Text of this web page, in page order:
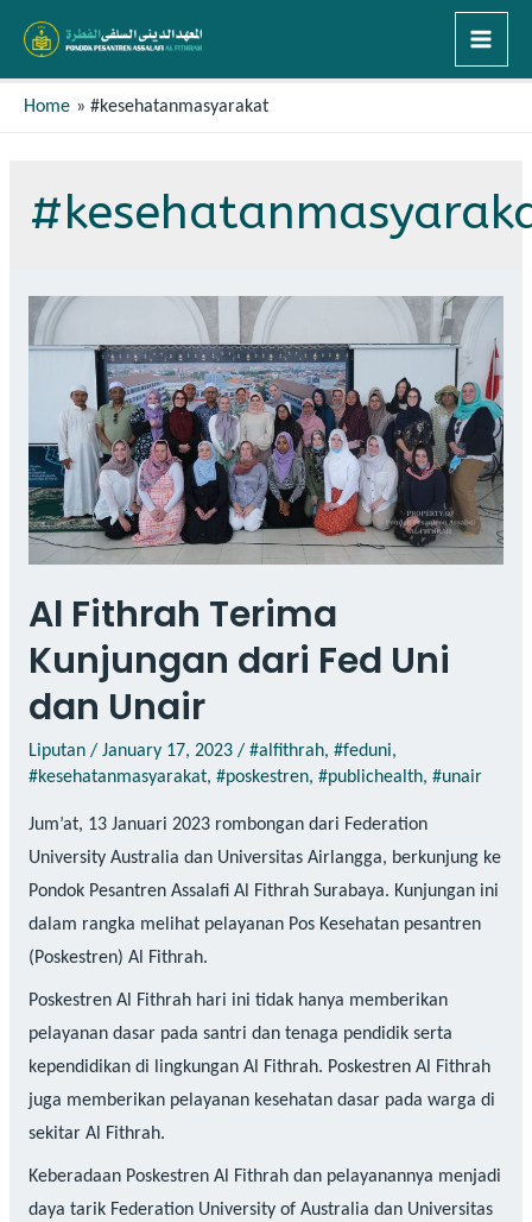
Home #kesehatanmasyarakat
Al Fithrah Terima
Kunjungan dari Fed Uni
dan Unair
Liputan/ January 17, 2023/ #alfithrah, #feduni,
#kesehatanmasyarakat, #poskestren, #publichealth, #unair
Jum’at, 13 Januari 2023 rombongan dari Federation
University Australia dan Universitas Airlangga, berkunjung ke
Pondok Pesantren Assalafi Al Fithrah Surabaya. Kunjungan ini
dalam rangka melihat pelayanan Pos Kesehatan pesantren
(Poskestren) Al Fithrah.
Poskestren Al Fithrah hari ini tidak hanya memberikan
pelayanan dasar pada santri dan tenaga pendidik serta
kependidikan di lingkungan Al Fithrah. Poskestren Al Fithrah
juga memberikan pelayanan kesehatan dasar pada warga di
sekitar Al Fithrah.
Keberadaan Poskestren Al Fithrah dan pelayanannya menjadi
daya tarik Federation University of Australia dan Universitas